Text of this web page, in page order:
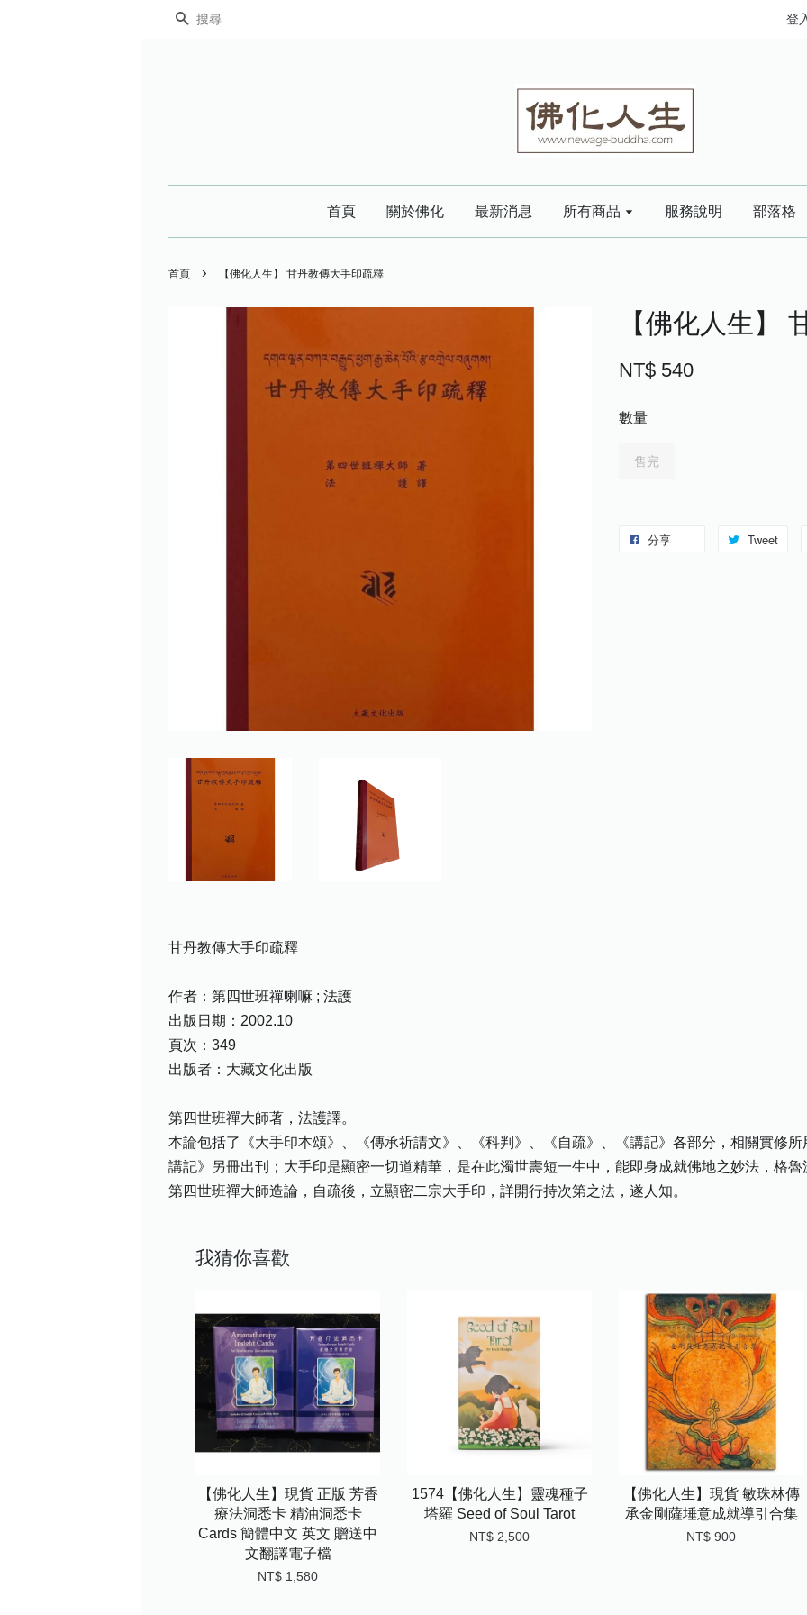
搜尋 登
首頁 關於佛化 最新消息 所有商品 服務說明 部落格
首頁 › 【佛化人生】 甘丹教傳大手印疏釋
【佛化人生】
NT$ 540
數量
售完
分享 Tweet
甘丹教傳大手印疏釋
作者：第四世班禪喇嘛 ; 法護
出版日期：2002.10
頁次：349
出版者：大藏文化出版
第四世班禪大師著，法護譯。
本論包括了《大手印本頌》、《傳承祈請文》、《科判》、《自疏》、《講記》各部分，相關實修
講記》另冊出刊；大手印是顯密一切道精華，是在此濁世壽短一生中，能即身成就佛地之妙法，格
第四世班禪大師造論，自疏後，立顯密二宗大手印，詳開行持次第之法，遂人知。
我猜你喜歡
【佛化人生】現貨 正版 芳香
療法洞悉卡 精油洞悉卡
Cards 簡體中文 英文 贈送中
文翻譯電子檔
NT$ 1,580
1574【佛化人生】靈魂種子
塔羅 Seed of Soul Tarot
NT$ 2,500
【佛化人生】現貨 敏珠林傳
承金剛薩埵意成就導引合集
NT$ 900